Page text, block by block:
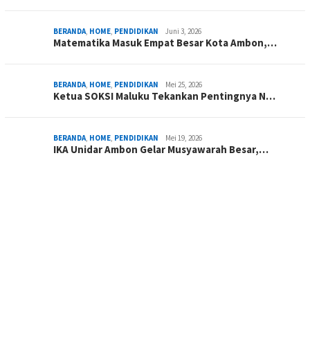
BERANDA HOME PENDIDIKAN Juni 3, 2026
Matematika Masuk Empat Besar Kota Ambon,…
BERANDA HOME PENDIDIKAN Mei 25, 2026
Ketua SOKSI Maluku Tekankan Pentingnya N…
BERANDA HOME PENDIDIKAN Mei 19, 2026
IKA Unidar Ambon Gelar Musyawarah Besar,…